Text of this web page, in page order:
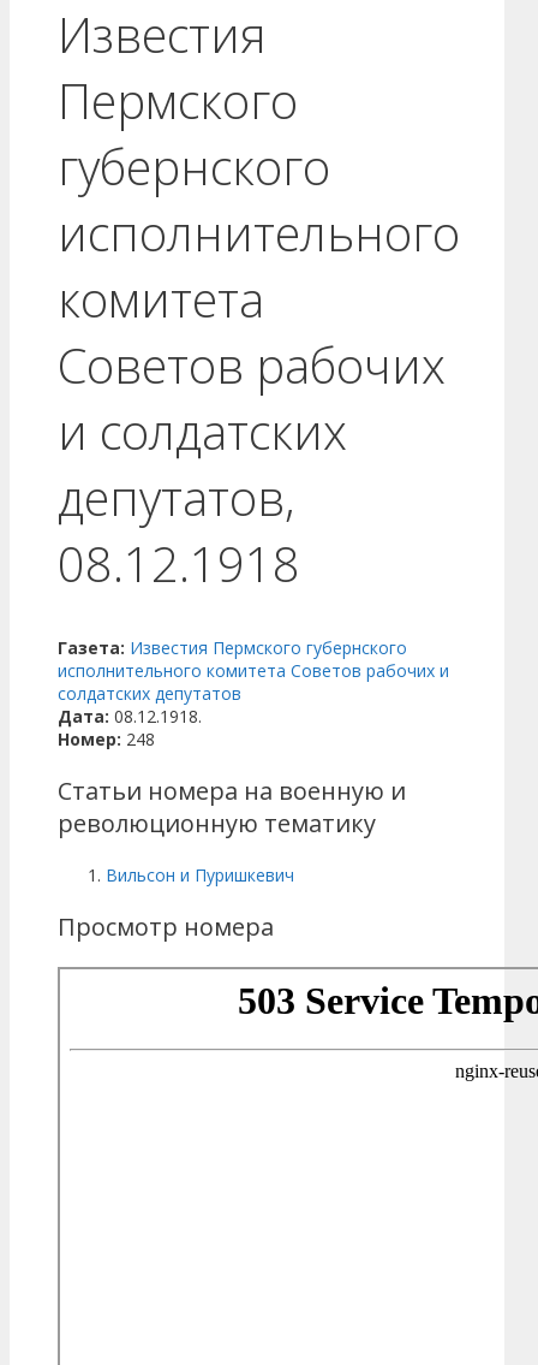
Известия
Пермского
губернского
исполнительного
комитета
Советов рабочих
и солдатских
депутатов,
08.12.1918
Газета: Известия Пермского губернского
исполнительного комитета Советов рабочих и
солдатских депутатов
Дата: 08.12.1918.
Номер: 248
Статьи номера на военную и
революционную тематику
Вильсон и Пуришкевич
Просмотр номера